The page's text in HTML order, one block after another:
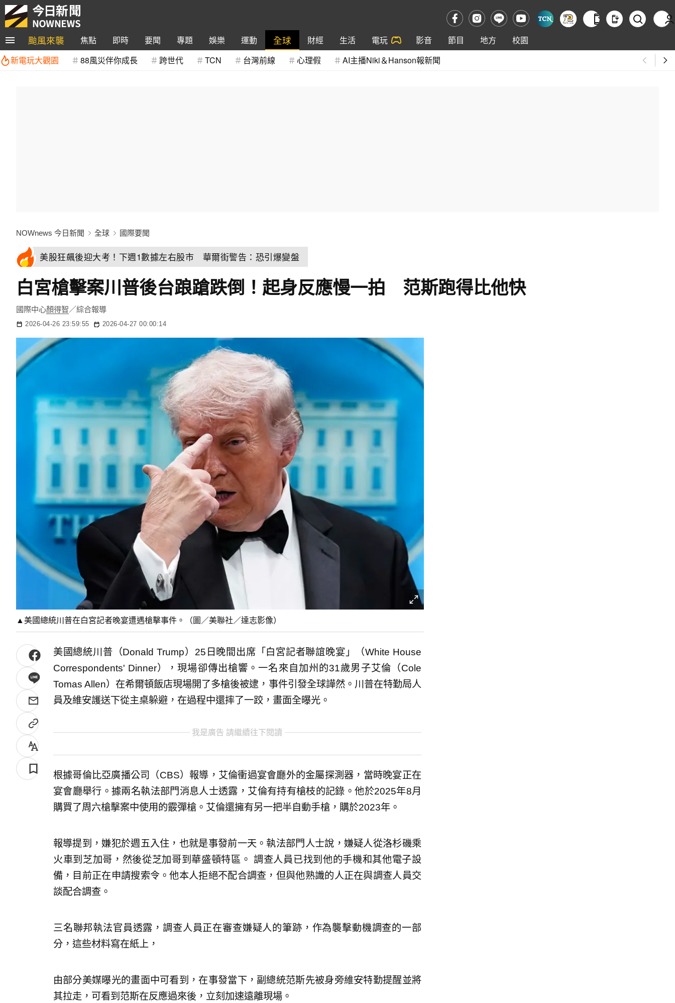
颱風來襲 焦點 即時 要聞 專題 娛樂 運動 全球 財經 生活 電玩 影音 節目 地方
校園
新電玩大觀園
88風災伴你成長 跨世代 TCN 台灣前線 心理假 AI主播Niki＆Hanson報新聞
NOWnews 今日新聞 全球 國際要聞
美股狂飆後迎大考！下週1數據左右股市 華爾街警告：恐引爆變盤
白宮槍擊案川普後台踉蹌跌倒！起身反應慢一拍 范斯跑得比他快
國際中心顏得智／綜合報導
2026-04-26 23:59:55 2026-04-27 00:00:14
▲美國總統川普在白宮記者晚宴遭遇槍擊事件。（圖／美聯社／達志影像）
美國總統川普（Donald Trump）25日晚間出席「白宮記者聯誼晚宴」（White House
Correspondents' Dinner），現場卻傳出槍響。一名來自加州的31歲男子艾倫（Cole
Tomas Allen）在希爾頓飯店現場開了多槍後被逮，事件引發全球譁然。川普在特勤局人
員及維安護送下從主桌躲避，在過程中還摔了一跤，畫面全曝光。
我是廣告 請繼續往下閱讀
根據哥倫比亞廣播公司（CBS）報導，艾倫衝過宴會廳外的金屬探測器，當時晚宴正在
宴會廳舉行。據兩名執法部門消息人士透露，艾倫有持有槍枝的記錄。他於2025年8月
購買了周六槍擊案中使用的霰彈槍。艾倫還擁有另一把半自動手槍，購於2023年。
報導提到，嫌犯於週五入住，也就是事發前一天。執法部門人士說，嫌疑人從洛杉磯乘
火車到芝加哥，然後從芝加哥到華盛頓特區。 調查人員已找到他的手機和其他電子設
備，目前正在申請搜索令。他本人拒絕不配合調查，但與他熟識的人正在與調查人員交
談配合調查。
三名聯邦執法官員透露，調查人員正在審查嫌疑人的筆跡，作為襲擊動機調查的一部
分，這些材料寫在紙上，
由部分美媒曝光的畫面中可看到，在事發當下，副總統范斯先被身旁維安特勤提醒並將
其拉走，可看到范斯在反應過來後，立刻加速遠離現場。